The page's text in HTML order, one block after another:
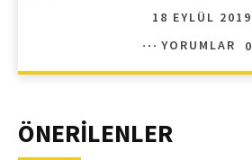
18 EYLÜL 2019
YORUMLAR
0
ÖNERİLENLER